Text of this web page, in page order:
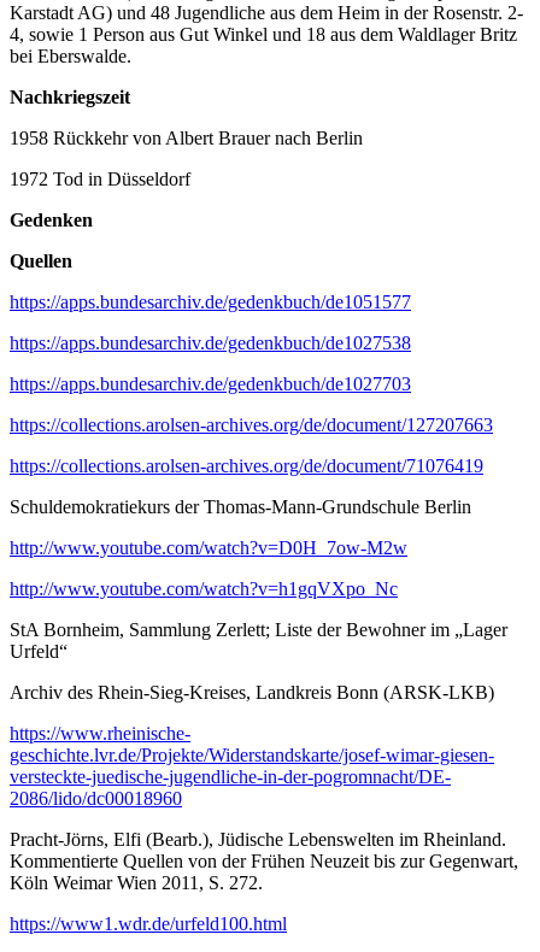
Karstadt AG) und 48 Jugendliche aus dem Heim in der Rosenstr. 2-
4, sowie 1 Person aus Gut Winkel und 18 aus dem Waldlager Britz
bei Eberswalde.
Nachkriegszeit
1958 Rückkehr von Albert Brauer nach Berlin
1972 Tod in Düsseldorf
Gedenken
Quellen
https://apps.bundesarchiv.de/gedenkbuch/de1051577
https://apps.bundesarchiv.de/gedenkbuch/de1027538
https://apps.bundesarchiv.de/gedenkbuch/de1027703
https://collections.arolsen-archives.org/de/document/127207663
https://collections.arolsen-archives.org/de/document/71076419
Schuldemokratiekurs der Thomas-Mann-Grundschule Berlin
http://www.youtube.com/watch?v=D0H_7ow-M2w
http://www.youtube.com/watch?v=h1gqVXpo_Nc
StA Bornheim, Sammlung Zerlett; Liste der Bewohner im „Lager
Urfeld“
Archiv des Rhein-Sieg-Kreises, Landkreis Bonn (ARSK-LKB)
https://www.rheinische-
geschichte.lvr.de/Projekte/Widerstandskarte/josef-wimar-giesen-
versteckte-juedische-jugendliche-in-der-pogromnacht/DE-
2086/lido/dc00018960
Pracht-Jörns, Elfi (Bearb.), Jüdische Lebenswelten im Rheinland.
Kommentierte Quellen von der Frühen Neuzeit bis zur Gegenwart,
Köln Weimar Wien 2011, S. 272.
https://www1.wdr.de/urfeld100.html